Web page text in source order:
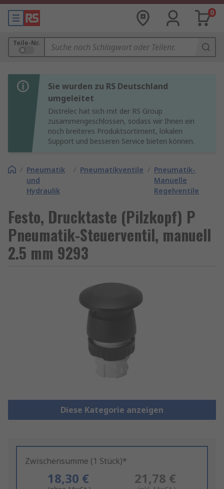
0
Teile-Nr.
Sie wurden zu RS Deutschland
umgeleitet
Distrelec hat sich mit der RS Group
zusammengeschlossen, sodass wir Ihnen ein
noch breiteres Produktsortiment, lokalen
Support und besseren Service bieten können.
/ Pneumatik
und
Hydraulik
/ Pneumatikventile / Pneumatik-
Manuelle
Regelventile
Festo, Drucktaste (Pilzkopf) P
Pneumatik-Steuerventil, manuell
2.5 mm 9293
Diese Kategorie anzeigen
Zwischensumme (1 Stück)*
18,30 € 21,78 €